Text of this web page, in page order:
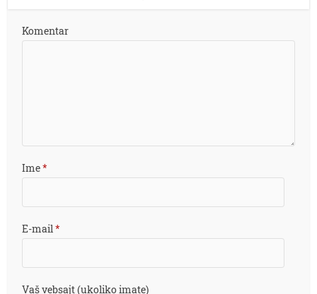
Komentar
Ime*
E-mail*
Vaš vebsajt (ukoliko imate)